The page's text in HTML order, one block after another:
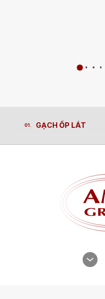
GẠCH ỐP LÁT
GẠCH ỐP LÁT